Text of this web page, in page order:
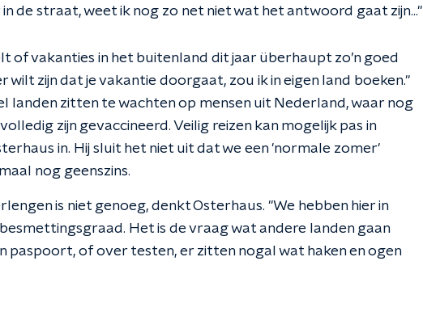
de straat, weet ik nog zo net niet wat het antwoord gaat zijn..."
of vakanties in het buitenland dit jaar überhaupt zo’n goed
wilt zijn dat je vakantie doorgaat, zou ik in eigen land boeken."
landen zitten te wachten op mensen uit Nederland, waar nog
zijn gevaccineerd. Veilig reizen kan mogelijk pas in
in. Hij sluit het niet uit dat we een 'normale zomer'
nog geenszins.
is niet genoeg, denkt Osterhaus. "We hebben hier in
Het is de vraag wat andere landen gaan
paspoort, of over testen, er zitten nogal wat haken en ogen